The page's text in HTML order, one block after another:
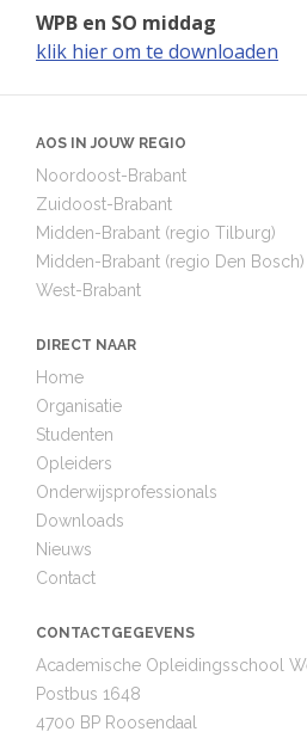
WPB en SO middag
klik hier om te downloaden
AOS IN JOUW REGIO
Noordoost-Brabant
Zuidoost-Brabant
Midden-Brabant (regio Tilburg)
Midden-Brabant (regio Den Bosch)
West-Brabant
DIRECT NAAR
Home
Organisatie
Studenten
Opleiders
Onderwijsprofessionals
Downloads
Nieuws
Contact
CONTACTGEGEVENS
Academische Opleidingsschool
Postbus 1648
4700 BP Roosendaal